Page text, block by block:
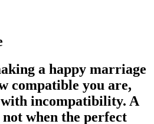
a happy marriage
compatible you are,
incompatibility. A
when the perfect